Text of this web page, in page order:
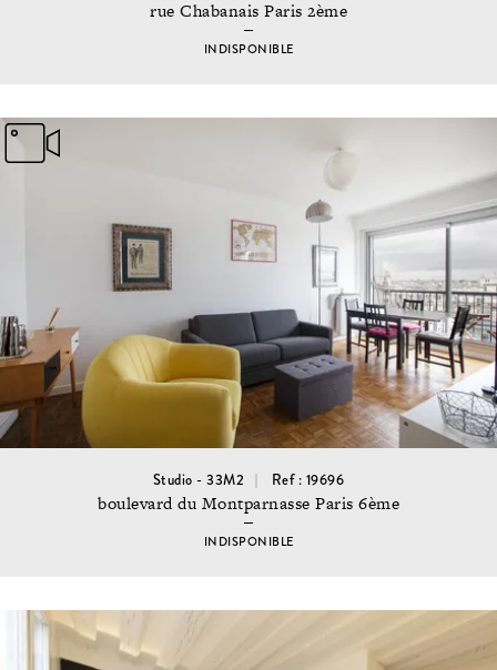
rue Chabanais Paris 2ème
INDISPONIBLE
Studio - 33M2 Ref : 19696
boulevard du Montparnasse Paris 6ème
INDISPONIBLE